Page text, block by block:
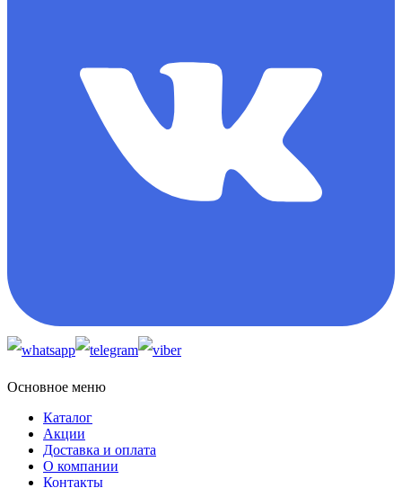
Основное меню
Каталог
Акции
Доставка и оплата
О компании
Контакты